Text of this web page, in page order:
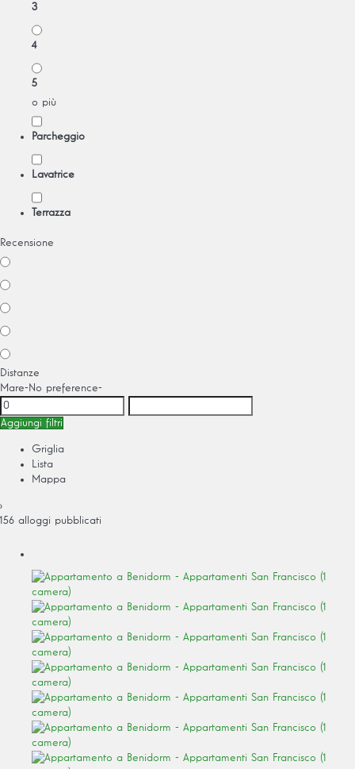
3
4
5
o più
Parcheggio
Lavatrice
Terrazza
Recensione
Distanze
Mare-No preference-
Aggiungi filtri
Griglia
Lista
Mappa
›
156 alloggi pubblicati